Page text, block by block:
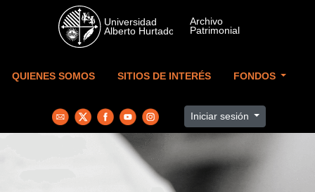
Skip to main content
QUIENES SOMOS SITIOS DE INTERÉS FONDOS
Iniciar sesión